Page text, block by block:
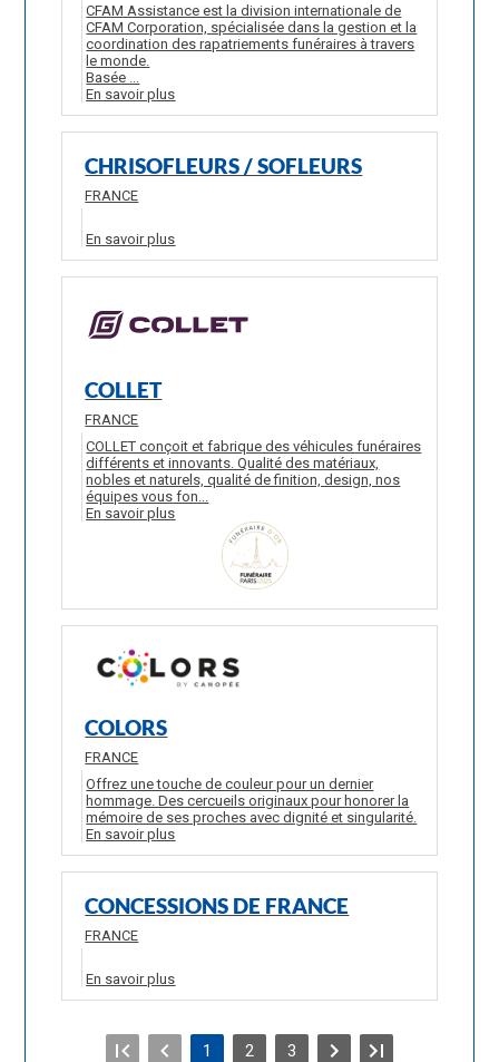
CFAM Assistance est la division internationale de
CFAM Corporation, spécialisée dans la gestion et la
coordination des rapatriements funéraires à travers
le monde.
Basée ...
En savoir plus
CHRISOFLEURS / SOFLEURS
FRANCE
En savoir plus
COLLET
FRANCE
COLLET conçoit et fabrique des véhicules funéraires
différents et innovants. Qualité des matériaux,
nobles et naturels, qualité de finition, design, nos
équipes vous fon...
En savoir plus
COLORS
FRANCE
Offrez une touche de couleur pour un dernier
hommage. Des cercueils originaux pour honorer la
mémoire de ses proches avec dignité et singularité.
En savoir plus
CONCESSIONS DE FRANCE
FRANCE
En savoir plus
1 2 3